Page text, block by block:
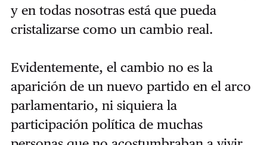
y en todas nosotras está que pueda
cristalizarse como un cambio real.
Evidentemente, el cambio no es la
aparición de un nuevo partido en el arco
parlamentario, ni siquiera la
participación política de muchas